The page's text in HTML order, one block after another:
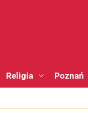
Religia Poznań